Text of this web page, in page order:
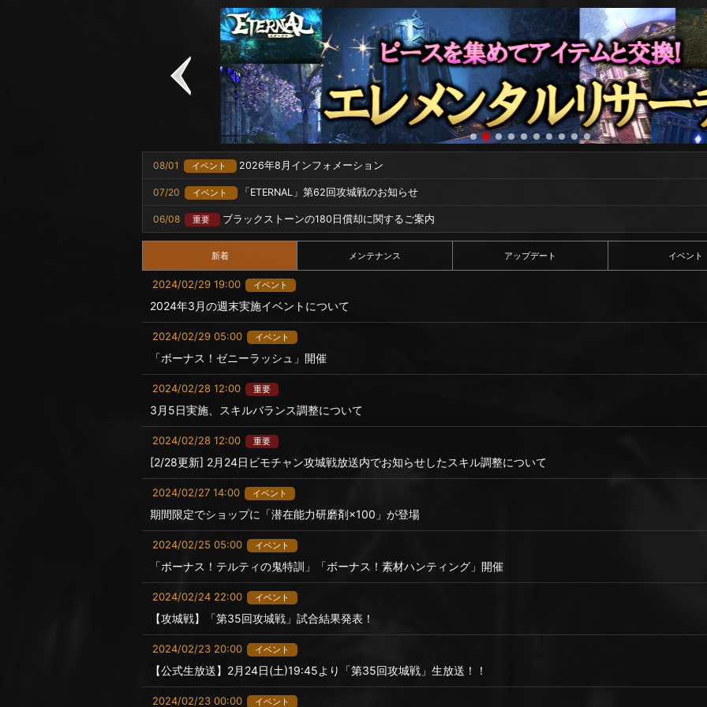
08/01 イベント 2026年8月インフォメーション
07/20 イベント 「ETERNAL」第62回攻城戦のお知らせ
06/08 重要 ブラックストーンの180日償却に関するご案内
新着 メンテナンス アップデート イベント
2024/02/29 19:00 イベント
2024年3月の週末実施イベントについて
2024/02/29 05:00 イベント
「ボーナス！ゼニーラッシュ」開催
2024/02/28 12:00 重要
3月5日実施、スキルバランス調整について
2024/02/28 12:00 重要
[2/28更新] 2月24日ビモチャン攻城戦放送内でお知らせしたスキル調整について
2024/02/27 14:00 イベント
期間限定でショップに「潜在能力研磨剤×100」が登場
2024/02/25 05:00 イベント
「ボーナス！テルティの鬼特訓」「ボーナス！素材ハンティング」開催
2024/02/24 22:00 イベント
【攻城戦】「第35回攻城戦」試合結果発表！
2024/02/23 20:00 イベント
【公式生放送】2月24日(土)19:45より「第35回攻城戦」生放送！！
2024/02/23 00:00 イベント